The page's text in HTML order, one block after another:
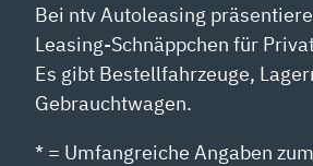
Bei ntv Autoleasing
Leasing-Schnäppchen für
Es gibt Bestellfahrzeuge,
Gebrauchtwagen.
* = Umfangreiche Angaben